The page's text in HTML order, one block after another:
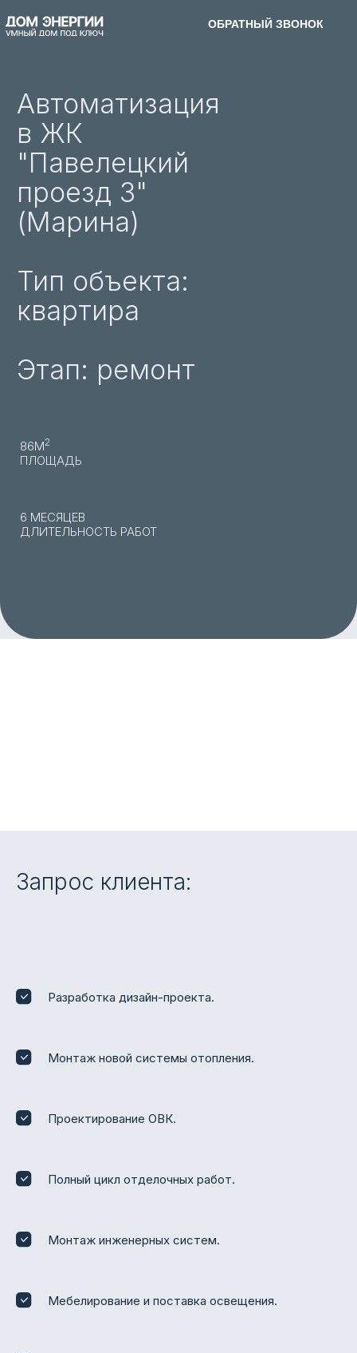
ОБРАТНЫЙ ЗВОНОК
ПЕРСОНАЛЬНЫЙ РАСЧЕТ
ОБРАТНЫЙ ЗВОНОК
86М2
ПЛОЩАДЬ
6 МЕСЯЦЕВ
ДЛИТЕЛЬНОСТЬ РАБОТ
Автоматизация
в ЖК
"Павелецкий
проезд 3"
(Марина)
Тип объекта:
квартира
Этап: ремонт
Запрос клиента:
Разработка дизайн-проекта.
Монтаж новой системы отопления.
Проектирование ОВК.
Полный цикл отделочных работ.
Монтаж инженерных систем.
Мебелирование и поставка освещения.